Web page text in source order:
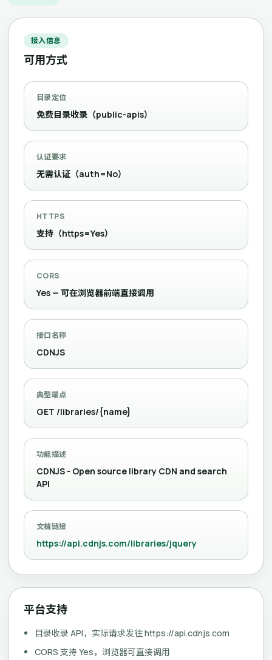
接入信息
可用方式
目录定位
免费目录收录（public-apis）
认证要求
无需认证（auth=No）
HTTPS
支持（https=Yes）
CORS
Yes — 可在浏览器前端直接调用
接口名称
CDNJS
典型端点
GET /libraries/{name}
功能描述
CDNJS - Open source library CDN and search
API
文档链接
https://api.cdnjs.com/libraries/jquery
平台支持
目录收录 API，实际请求发往 https://api.cdnjs.com
CORS 支持 Yes，浏览器可直接调用